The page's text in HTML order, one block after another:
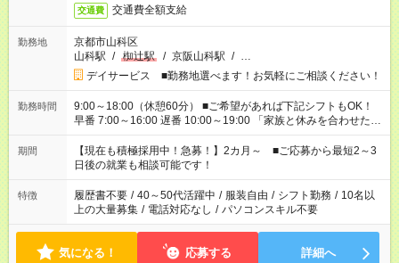
交通費 交通費全額支給
勤務地
京都市山科区
山科駅 / 椥辻駅 / 京阪山科駅 / …
デイサービス ■勤務地選べます！お気軽にご相談ください！
勤務時間
9:00～18:00（休憩60分） ■ご希望があれば下記シフトもOK！
早番 7:00～16:00 遅番 10:00～19:00 「家族と休みを合わせた
い」 「余裕を持って夕飯の準備がしたい」 「できれば残業はし
たくない」 など、ご希望を教えてくださいね。 ※Wワーク希望
の方へ 今ご覧のお仕事で希望する勤務時間と、もう1つのお仕事
の勤務時間。 合計で週40時間を超える場合は応募できません。
期間
【現在も積極採用中！急募！】2カ月～ ■ご応募から最短2～3
日後の就業も相談可能です！
特徴 履歴書不要 / 40～50代活躍中 / 服装自由 / シフト勤務 / 10名以
上の大量募集 / 電話対応なし / パソコンスキル不要
気になる！ 応募する 詳細へ